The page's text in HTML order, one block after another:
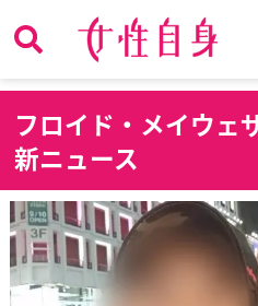
フロイド・メイウェ
新ニュース